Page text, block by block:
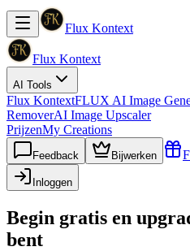
Flux Kontext
Flux Kontext
AI Tools
Flux KontextFLUX AI Image
RemoverAI Image Upscaler
PrijzenMy Creations
Feedback Bijwerken
Inloggen
Begin gratis en
bent